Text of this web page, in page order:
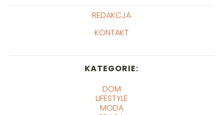
REDAKCJA
KONTAKT
KATEGORIE:
DOM
LIFESTYLE
MODA